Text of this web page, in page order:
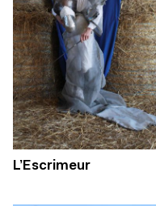
L’Escrimeur